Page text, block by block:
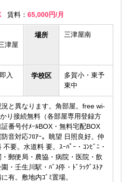
賃料： 65,000円/月
津屋
場所 三津屋南
入
学校区
多賀小・東予
東中
と異なります。角部屋。free wi-
り接続無料（各部屋専用登録方
番号付ﾒｰﾙBOX・無料宅配BOX
音対応ﾌﾛｱｰ。眺望 日照良好。仲
不要。水道料 要。ｽｰﾊﾟｰ・ｺﾝﾋﾞﾆ・
郵便局・農協・病院・医院・飲
・壬生川駅・ﾊﾞｽ停・ﾄﾞﾗｯｸﾞｽﾄｱ
有。敷地内ｺﾞﾐ置場。